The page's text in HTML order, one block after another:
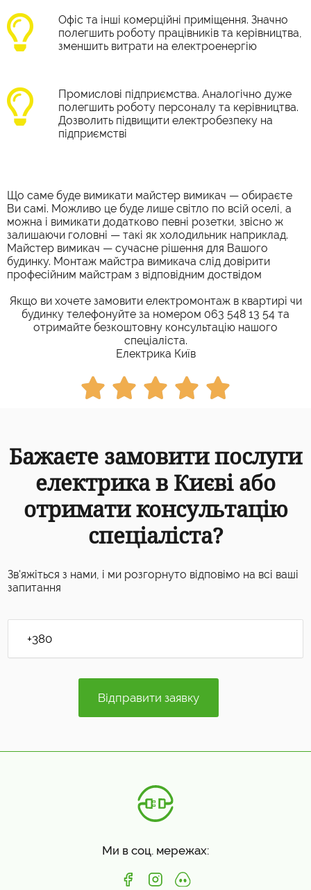
Офіс та інші комерційні приміщення. Значно
полегшить роботу працівників та керівництва,
зменшить витрати на електроенергію
Промислові підприємства. Аналогічно дуже
полегшить роботу персоналу та керівництва.
Дозволить підвищити електробезпеку на
підприємстві
Що саме буде вимикати майстер вимикач — обираєте
Ви самі. Можливо це буде лише світло по всій оселі, а
можна і вимикати додатково певні розетки, звісно ж
залишаючи головні — такі як холодильник наприклад.
Майстер вимикач — сучасне рішення для Вашого
будинку. Монтаж майстра вимикача слід довірити
професійним майстрам з відповідним доствідом
Якщо ви хочете замовити електромонтаж в квартирі чи
будинку телефонуйте за номером 063 548 13 54 та
отримайте безкоштовну консультацію нашого
спеціаліста.
Електрика Київ
    
Бажаєте замовити послуги
електрика в Києві або
отримати консультацію
спеціаліста?
Зв'яжіться з нами, і ми розгорнуто відповімо на всі ваші
запитання
Ми в соц. мережах: